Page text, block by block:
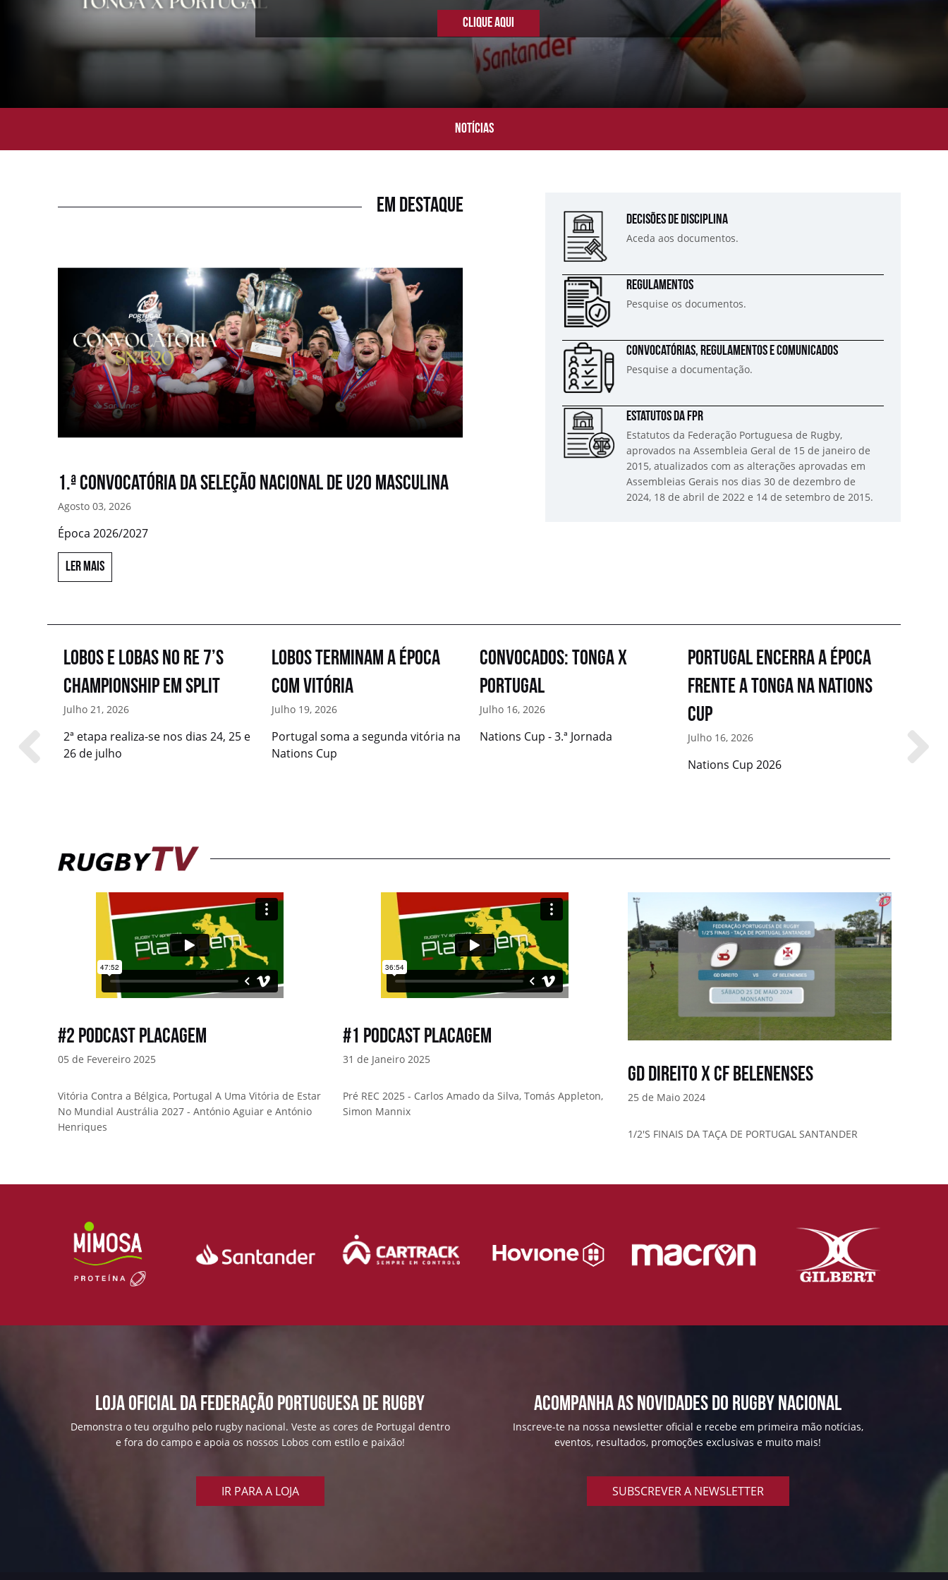
CLIQUE AQUI
NOTÍCIAS
EM DESTAQUE
1.ª convocatória da Seleção Nacional de U20 Masculina
Agosto 03, 2026
Época 2026/2027
LER MAIS
Decisões de Disciplina
Aceda aos documentos.
Regulamentos
Pesquise os documentos.
Convocatórias, regulamentos e comunicados
Pesquise a documentação.
Estatutos da FPR
Estatutos da Federação Portuguesa de Rugby,
aprovados na Assembleia Geral de 15 de janeiro de
2015, atualizados com as alterações aprovadas em
Assembleias Gerais nos dias 30 de dezembro de
2024, 18 de abril de 2022 e 14 de setembro de 2015.
6 e 7
Lobos e Lobas no RE 7’s
Championship em Split
Julho 21, 2026
2ª etapa realiza-se nos dias 24, 25 e
26 de julho
Lobos terminam a época
com vitória
Julho 19, 2026
Portugal soma a segunda vitória na
Nations Cup
Convocados: Tonga x
Portugal
Julho 16, 2026
Nations Cup - 3.ª Jornada
Portugal encerra a época
frente a Tonga na Nations
Cup
Julho 16, 2026
Nations Cup 2026
Julho 12,
Vitória
#2 Podcast Placagem
05 de Fevereiro 2025
Vitória Contra a Bélgica, Portugal A Uma Vitória de Estar
No Mundial Austrália 2027 - António Aguiar e António
Henriques
#1 Podcast Placagem
31 de Janeiro 2025
Pré REC 2025 - Carlos Amado da Silva, Tomás Appleton,
Simon Mannix
GD DIREITO X CF BELENENSES
25 de Maio 2024
1/2'S FINAIS DA TAÇA DE PORTUGAL SANTANDER
Loja Oficial da Federação Portuguesa de Rugby
Demonstra o teu orgulho pelo rugby nacional. Veste as cores de Portugal dentro
e fora do campo e apoia os nossos Lobos com estilo e paixão!
IR PARA A LOJA
ACOMPANHA AS NOVIDADES DO RUGBY NACIONAL
Inscreve-te na nossa newsletter oficial e recebe em primeira mão notícias,
eventos, resultados, promoções exclusivas e muito mais!
SUBSCREVER A NEWSLETTER